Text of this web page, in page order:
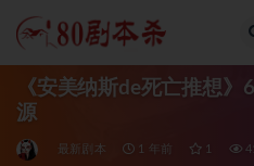
《安美纳斯de死亡推想
源
最新剧本 1 年前 1